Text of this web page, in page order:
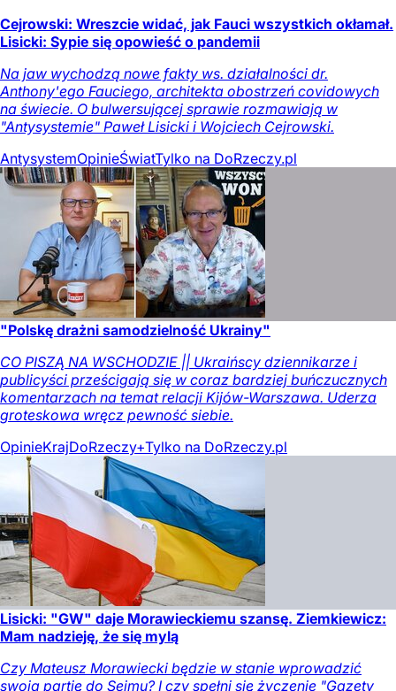
Cejrowski: Wreszcie widać, jak Fauci wszystkich okłamał.
Lisicki: Sypie się opowieść o pandemii
Na jaw wychodzą nowe fakty ws. działalności dr.
Anthony'ego Fauciego, architekta obostrzeń covidowych
na świecie. O bulwersującej sprawie rozmawiają w
"Antysystemie" Paweł Lisicki i Wojciech Cejrowski.
AntysystemOpinieŚwiatTylko na DoRzeczy.pl
"Polskę drażni samodzielność Ukrainy"
CO PISZĄ NA WSCHODZIE || Ukraińscy dziennikarze i
publicyści prześcigają się w coraz bardziej buńczucznych
komentarzach na temat relacji Kijów-Warszawa. Uderza
groteskowa wręcz pewność siebie.
OpinieKrajDoRzeczy+Tylko na DoRzeczy.pl
Lisicki: "GW" daje Morawieckiemu szansę. Ziemkiewicz:
Mam nadzieję, że się mylą
Czy Mateusz Morawiecki będzie w stanie wprowadzić
swoją partię do Sejmu? I czy spełni się życzenie "Gazety